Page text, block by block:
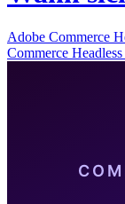
Adobe Commerce
Commerce